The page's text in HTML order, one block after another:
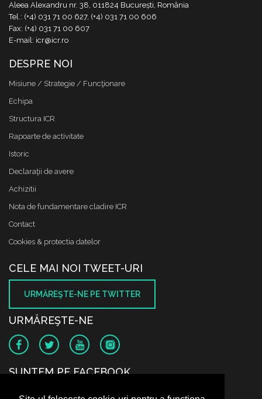
Aleea Alexandru nr. 38, 011824 București, România
Tel.: (+4) 031 71 00 627, (+4) 031 71 00 606
Fax: (+4) 031 71 00 607
E-mail: icr@icr.ro
DESPRE NOI
Misiune / Strategie / Funcţionare
Echipa
Structura ICR
Rapoarte de activitate
Istoric
Declaraţii de avere
Achizitii
Nota de fundamentare cladire ICR
Contact
Cookies & protectia datelor
CELE MAI NOI TWEET-URI
URMĂREŞTE-NE PE TWITTER
URMĂREŞTE-NE
SUNTEM PE FACEBOOK